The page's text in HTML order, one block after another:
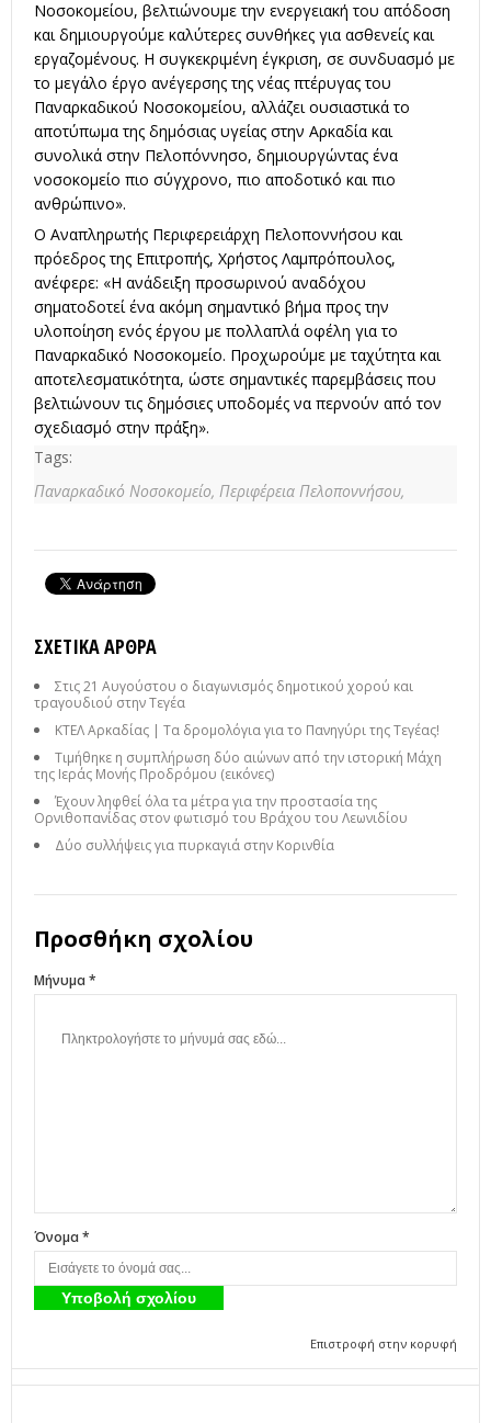
Νοσοκομείου, βελτιώνουμε την ενεργειακή του απόδοση
και δημιουργούμε καλύτερες συνθήκες για ασθενείς και
εργαζομένους. Η συγκεκριμένη έγκριση, σε συνδυασμό με
το μεγάλο έργο ανέγερσης της νέας πτέρυγας του
Παναρκαδικού Νοσοκομείου, αλλάζει ουσιαστικά το
αποτύπωμα της δημόσιας υγείας στην Αρκαδία και
συνολικά στην Πελοπόννησο, δημιουργώντας ένα
νοσοκομείο πιο σύγχρονο, πιο αποδοτικό και πιο
ανθρώπινο».
Ο Αναπληρωτής Περιφερειάρχη Πελοποννήσου και
πρόεδρος της Επιτροπής, Χρήστος Λαμπρόπουλος,
ανέφερε: «Η ανάδειξη προσωρινού αναδόχου
σηματοδοτεί ένα ακόμη σημαντικό βήμα προς την
υλοποίηση ενός έργου με πολλαπλά οφέλη για το
Παναρκαδικό Νοσοκομείο. Προχωρούμε με ταχύτητα και
αποτελεσματικότητα, ώστε σημαντικές παρεμβάσεις που
βελτιώνουν τις δημόσιες υποδομές να περνούν από τον
σχεδιασμό στην πράξη».
Tags:
Παναρκαδικό Νοσοκομείο, Περιφέρεια Πελοποννήσου,
ΣΧΕΤΙΚΆ ΆΡΘΡΑ
Στις 21 Αυγούστου ο διαγωνισμός δημοτικού χορού και
τραγουδιού στην Τεγέα
ΚΤΕΛ Αρκαδίας | Τα δρομολόγια για το Πανηγύρι της Τεγέας!
Τιμήθηκε η συμπλήρωση δύο αιώνων από την ιστορική Μάχη
της Ιεράς Μονής Προδρόμου (εικόνες)
Έχουν ληφθεί όλα τα μέτρα για την προστασία της
Ορνιθοπανίδας στον φωτισμό του Βράχου του Λεωνιδίου
Δύο συλλήψεις για πυρκαγιά στην Κορινθία
Προσθήκη σχολίου
Μήνυμα *
Όνομα *
Επιστροφή στην κορυφή